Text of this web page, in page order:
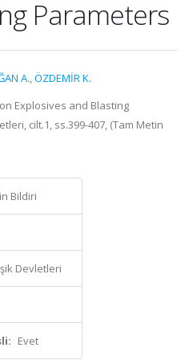
Parameters
A.,ÖZDEMİR K.
Explosives and Blasting
cilt.1, ss.399-407, (Tam Metin
Bildiri
Devletleri
Evet